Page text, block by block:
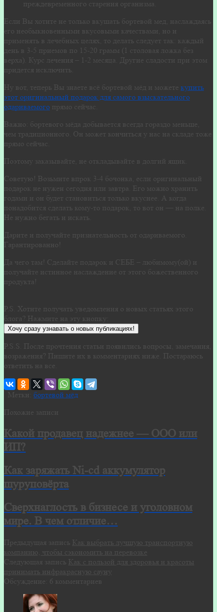
преждевременного старения организма.
Если Вы хотите не только вкушать бортевой мед, наслаждаясь
его необыкновенными вкусовыми качествами, но и
применять в лечебных целях, то делать следует так: каждый
день в 3-5 приемов по 15-20 грамм (1 столовая ложка без
верха). Курс лечения – 1-2 месяца. Другие сладости при этом
придется исключить.
Ну вот, теперь Вы знаете всё бортевой мёд и можете купить
этот оригинальный подарок для самого взыскательного
одариваемого прямо сейчас.
Важно: бортевого мёда добывается всегда гораздо меньше,
чем традиционного. Он может кончиться у нас на складе тоже
прямо сейчас.
Поэтому заказывайте, не откладывайте в долгий ящик.
Советую! Возьмите впрок 3-4 бочонка, если оригинальный
подарок не нужен сегодня или завтра. Его можно хранить
годами и он будет становиться только вкуснее. А когда
понадобится сделать кому-то подарок, то вот он — на полке.
Не нужно бегать и искать.
Дарите и получайте признательность от одариваемого.
Гарантированно!
Да чего там! Сделайте подарок и СЕБЕ – любимому(ой) и
получайте истинное наслаждение от этого божественного
продукта!
P.S. Хотите получать уведомления о новых статьях этого
блога? Нажмите на эту кнопку:
Хочу сразу узнавать о новых публикациях!
P.S.S. После прочтения статьи появились вопросы, замечания,
возражения? Пишите их в комментариях ниже. Постараюсь
ответить на все.
Метки: бортевой мёд
Похожие записи
Какой продавец надежнее — ООО или
ИП?
Как заряжать Ni-cd аккумулятор
шуруповёрта
Сверхнаглость в бизнесе и уголовном
мире. В чем отличие…
Предыдущая запись Как выбрать лучшую транспортную
компанию, чтобы сэкономить на перевозке
Следующая запись Как с пользой для здоровья и красоты
принимать инфракрасную сауну
Обсуждение: 6 комментариев